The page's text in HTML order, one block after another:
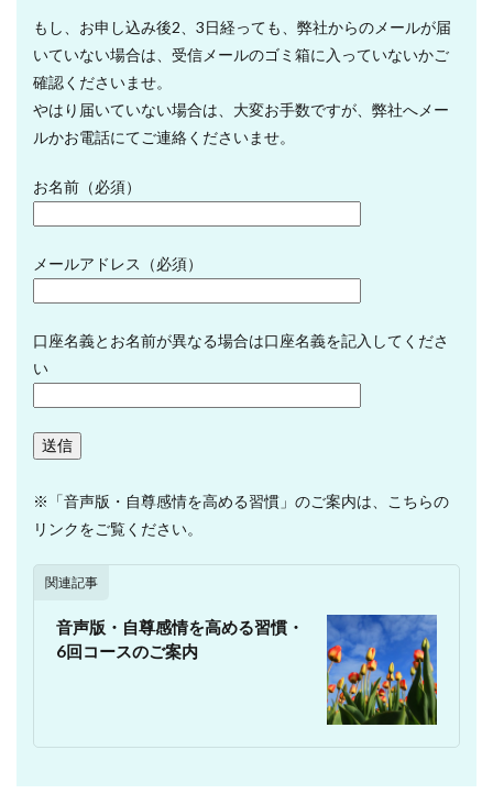
もし、お申し込み後2、3日経っても、弊社からのメールが届
いていない場合は、受信メールのゴミ箱に入っていないかご
確認くださいませ。
やはり届いていない場合は、大変お手数ですが、弊社へメー
ルかお電話にてご連絡くださいませ。
お名前（必須）
メールアドレス（必須）
口座名義とお名前が異なる場合は口座名義を記入してくださ
い
※「音声版・自尊感情を高める習慣」のご案内は、こちらの
リンクをご覧ください。
関連記事
音声版・自尊感情を高める習慣・
6回コースのご案内